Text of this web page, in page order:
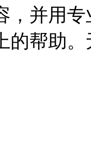
，并用
的帮助